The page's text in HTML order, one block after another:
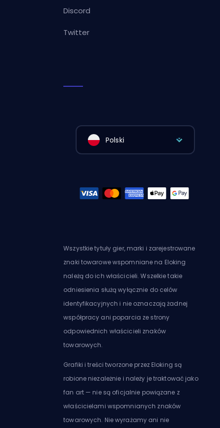
Discord
Twitter
Polski
Wszystkie tytuły gier, marki i zarejestrowane
znaki towarowe wspomniane na Eloking
należą do ich właścicieli. Wszelkie takie
odniesienia służą wyłącznie do celów
identyfikacyjnych i nie oznaczają żadnej
współpracy ani poparcia ze strony
odpowiednich właścicieli znaków
towarowych.
Grafiki i treści tworzone przez Eloking są
robione niezależnie i należy je traktować jako
fan art — nie są oficjalnie powiązane z
właścicielami wspomnianych znaków
towarowych. Nie wyrażamy ani nie